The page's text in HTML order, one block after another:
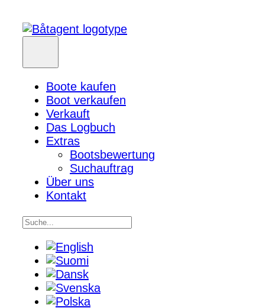
Boote kaufen
Boot verkaufen
Verkauft
Das Logbuch
Extras
Bootsbewertung
Suchauftrag
Über uns
Kontakt